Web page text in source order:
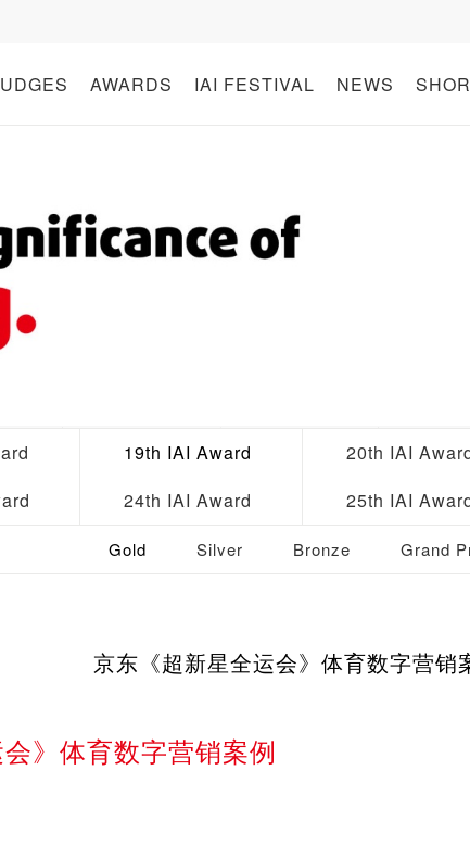
AWARDS IAI FESTIVAL NEWS
19th IAI Award 20th IAI
24th IAI Award 25th IAI
Gold Silver Bronze Grand
京东《超新星全运会》体育数字营销
》体育数字营销案例